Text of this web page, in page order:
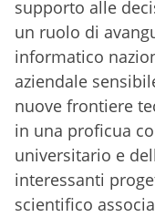
supporto alle
un ruolo di
informatico
aziendale
nuove frontiere
in una proficua
universitario e
interessanti
scientifico